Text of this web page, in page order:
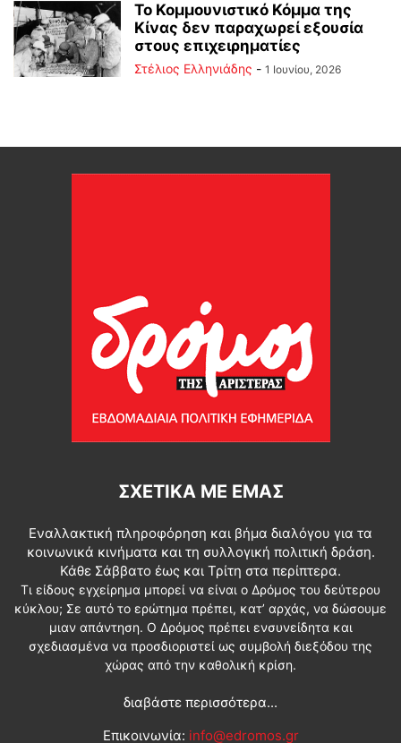
Το Κομμουνιστικό Κόμμα της
Κίνας δεν παραχωρεί εξουσία
στους επιχειρηματίες
Στέλιος Ελληνιάδης - 1 Ιουνίου, 2026
ΣΧΕΤΙΚΆ ΜΕ ΕΜΆΣ
Εναλλακτική πληροφόρηση και βήμα διαλόγου για τα
κοινωνικά κινήματα και τη συλλογική πολιτική δράση.
Κάθε Σάββατο έως και Τρίτη στα περίπτερα.
Τι είδους εγχείρημα μπορεί να είναι ο Δρόμος του δεύτερου
κύκλου; Σε αυτό το ερώτημα πρέπει, κατ’ αρχάς, να δώσουμε
μιαν απάντηση. Ο Δρόμος πρέπει ενσυνείδητα και
σχεδιασμένα να προσδιοριστεί ως συμβολή διεξόδου της
χώρας από την καθολική κρίση.
διαβάστε περισσότερα...
Επικοινωνία: info@edromos.gr